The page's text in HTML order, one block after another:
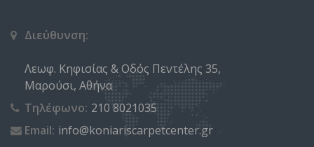
Διεύθυνση:
Λεωφ. Κηφισίας & Οδός Πεντέλης 35,
Μαρούσι, Αθήνα
Τηλέφωνο: 210 8021035
Email: info@koniariscarpetcenter.gr